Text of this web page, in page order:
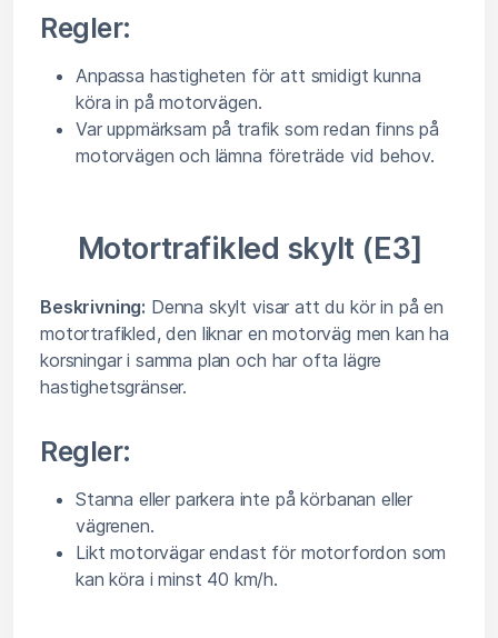
Regler:
Anpassa hastigheten för att smidigt kunna
köra in på motorvägen.
Var uppmärksam på trafik som redan finns på
motorvägen och lämna företräde vid behov.
Motortrafikled skylt (E3]
Beskrivning: Denna skylt visar att du kör in på en
motortrafikled, den liknar en motorväg men kan ha
korsningar i samma plan och har ofta lägre
hastighetsgränser.
Regler:
Stanna eller parkera inte på körbanan eller
vägrenen.
Likt motorvägar endast för motorfordon som
kan köra i minst 40 km/h.